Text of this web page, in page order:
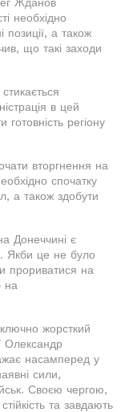
необхідно
позиції, а також
що такі заходи
в цей
регіону
вторгнення на
спочатку
а також здобути
Донеччині є
Якби це не було
прориватися на
на
жорсткий
Олександр
насамперед у
сили,
Своєю чергою,
та завдають